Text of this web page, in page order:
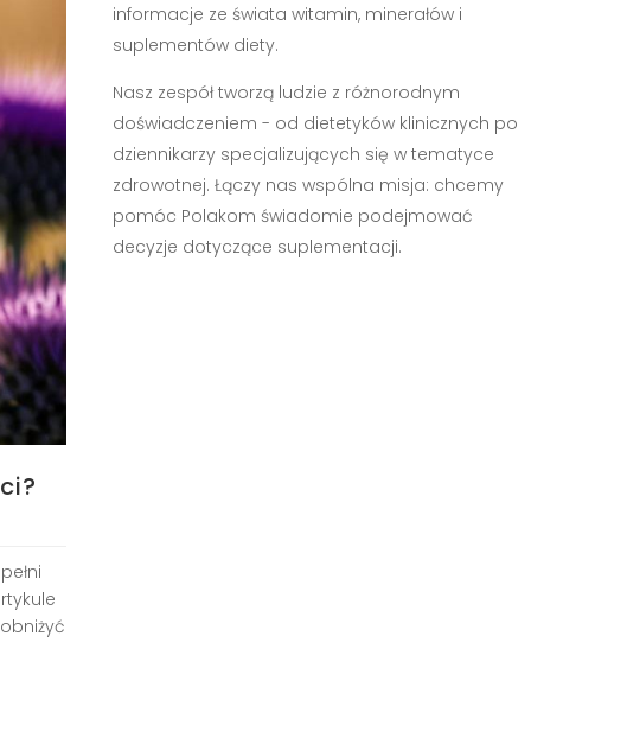
informacje ze świata witamin, minerałów i
suplementów diety.
Nasz zespół tworzą ludzie z różnorodnym
doświadczeniem - od dietetyków klinicznych po
dziennikarzy specjalizujących się w tematyce
zdrowotnej. Łączy nas wspólna misja: chcemy
pomóc Polakom świadomie podejmować
decyzje dotyczące suplementacji.